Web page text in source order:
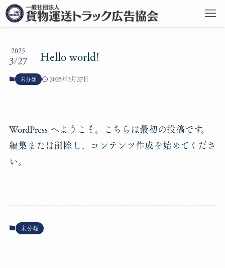
Hello world!
2025
3/27
未分類 2025年3月27日
WordPress へようこそ。こちらは最初の投稿です。
編集または削除し、コンテンツ作成を始めてくださ
い。
未分類